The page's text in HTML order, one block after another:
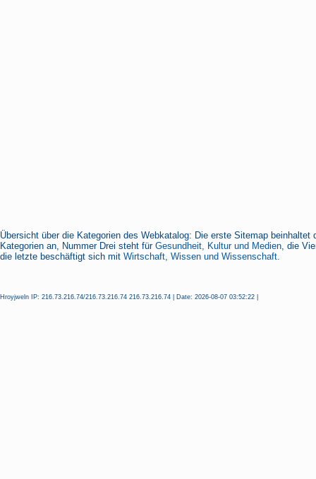
Übersicht über die Kategorien des Webkatalog: Die erste Sitemap beinhaltet
Kategorien an, Nummer Drei steht für Gesundheit, Kultur und Medien, die
die letzte beschäftigt sich mit Wirtschaft, Wissen und Wissenschaft.
Hroyjweln IP: 216.73.216.74/216.73.216.74 216.73.216.74 | Date: 2026-08-07 03:52:22 |